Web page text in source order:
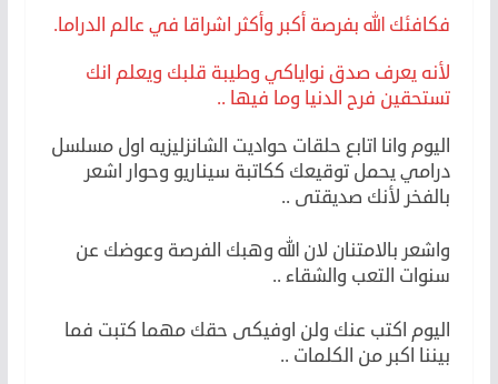
فكافئك الله بفرصة أكبر وأكثر اشراقا في عالم الدراما.
لأنه يعرف صدق نواياكي وطيبة قلبك ويعلم انك
تستحقين فرح الدنيا وما فيها ..
اليوم وانا اتابع حلقات حواديت الشانزليزيه اول مسلسل
درامي يحمل توقيعك ككاتبة سيناريو وحوار اشعر
بالفخر لأنك صديقتى ..
واشعر بالامتنان لان الله وهبك الفرصة وعوضك عن
سنوات التعب والشقاء ..
اليوم اكتب عنك ولن اوفيكى حقك مهما كتبت فما
بيننا اكبر من الكلمات ..